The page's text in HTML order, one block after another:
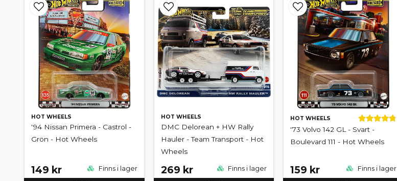
HOT WHEELS
'94 Nissan Primera - Castrol -
Grön - Hot Wheels
149 kr Finns i lager
HOT WHEELS
DMC Delorean + HW Rally
Hauler - Team Transport - Hot
Wheels
269 kr Finns i lager
HOT WHEELS
'73 Volvo 142 GL - Svart -
Boulevard 111 - Hot Wheels
159 kr Finns i lager